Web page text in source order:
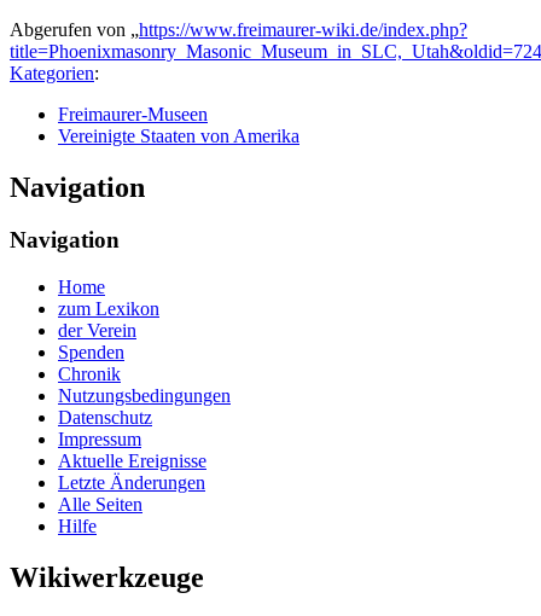
Abgerufen von „https://www.freimaurer-wiki.de/index.php?
Kategorien:
Freimaurer-Museen
Vereinigte Staaten von Amerika
Navigation
Navigation
Home
zum Lexikon
der Verein
Spenden
Chronik
Nutzungsbedingungen
Datenschutz
Impressum
Aktuelle Ereignisse
Letzte Änderungen
Alle Seiten
Hilfe
Wikiwerkzeuge